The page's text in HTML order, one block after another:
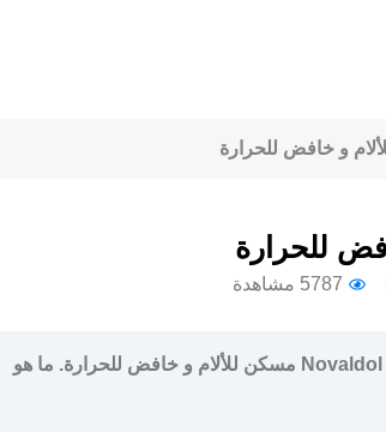
5787 مشاهدة
سعر و جرعة و إرشادات إستخدام نوفالدول Novaldol مسكن للألام و خافض للحرارة. ما هو